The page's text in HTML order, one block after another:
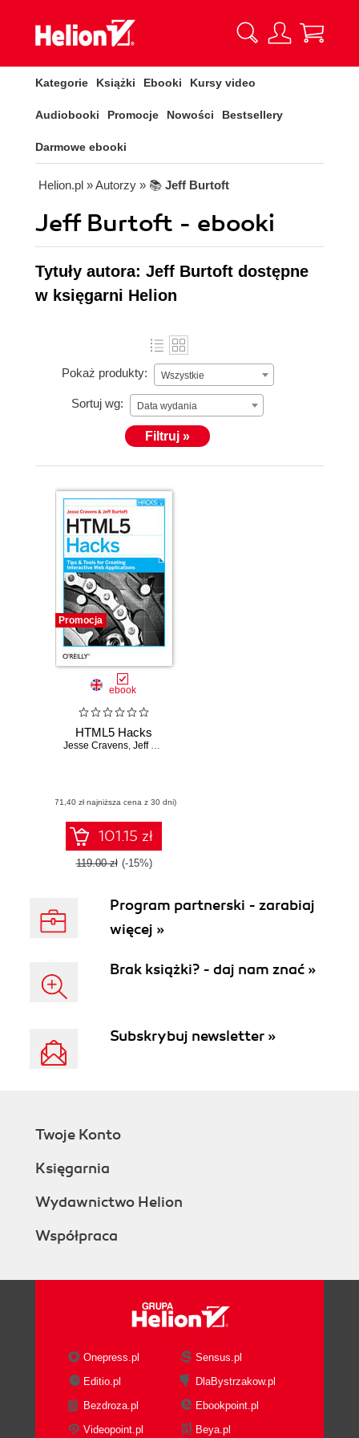
Kategorie Książki Ebooki Kursy video
Audiobooki Promocje Nowości Bestsellery
Darmowe ebooki
Helion.pl » Autorzy » 📚 Jeff Burtoft
Jeff Burtoft - ebooki
Tytuły autora: Jeff Burtoft dostępne
w księgarni Helion
Pokaż produkty: Wszystkie
Sortuj wg: Data wydania
Filtruj »
Promocja
ebook
HTML5 Hacks
Jesse Cravens, Jeff Burtoft
(71,40 zł najniższa cena z 30 dni)
101.15 zł
119.00 zł (-15%)
Program partnerski - zarabiaj
więcej »
Brak książki? - daj nam znać »
Subskrybuj newsletter »
Twoje Konto
Księgarnia
Wydawnictwo Helion
Współpraca
Onepress.pl
Sensus.pl
Editio.pl
DlaBystrzakow.pl
Bezdroza.pl
Ebookpoint.pl
Videopoint.pl
Beya.pl